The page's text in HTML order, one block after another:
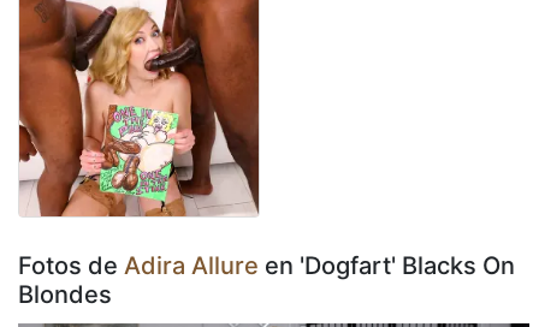
Fotos de Adira Allure en 'Dogfart' Blacks On
Blondes